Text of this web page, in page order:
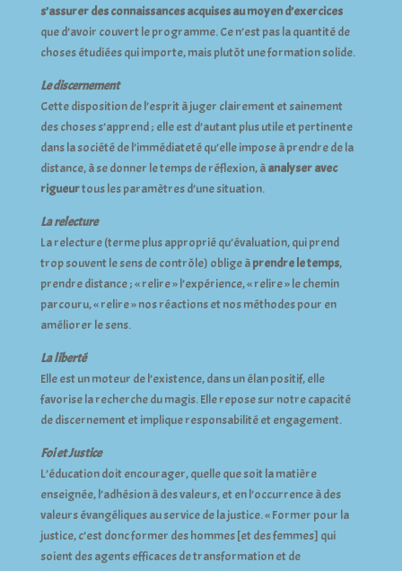
s’assurer des connaissances acquises au moyen d’exercices
que d’avoir couvert le programme. Ce n’est pas la quantité de
choses étudiées qui importe, mais plutôt une formation solide.
Le discernement
Cette disposition de l’esprit à juger clairement et sainement
des choses s’apprend ; elle est d’autant plus utile et pertinente
dans la société de l’immédiateté qu’elle impose à prendre de la
distance, à se donner le temps de réflexion, àanalyser avec
rigueurtous les paramètres d’une situation.
La relecture
La relecture (terme plus approprié qu’évaluation, qui prend
trop souvent le sens de contrôle) oblige àprendre le temps,
prendre distance ; « relire » l’expérience, « relire » le chemin
parcouru, « relire » nos réactions et nos méthodes pour en
améliorer le sens.
La liberté
Elle est un moteur de l’existence, dans un élan positif, elle
favorise la recherche du magis. Elle repose sur notre capacité
de discernement et implique responsabilité et engagement.
Foi et Justice
L’éducation doit encourager, quelle que soit la matière
enseignée, l’adhésion à des valeurs, et en l’occurrence à des
valeurs évangéliques au service de la justice. « Former pour la
justice, c’est donc former des hommes [et des femmes] qui
soient des agents efficaces de transformation et de